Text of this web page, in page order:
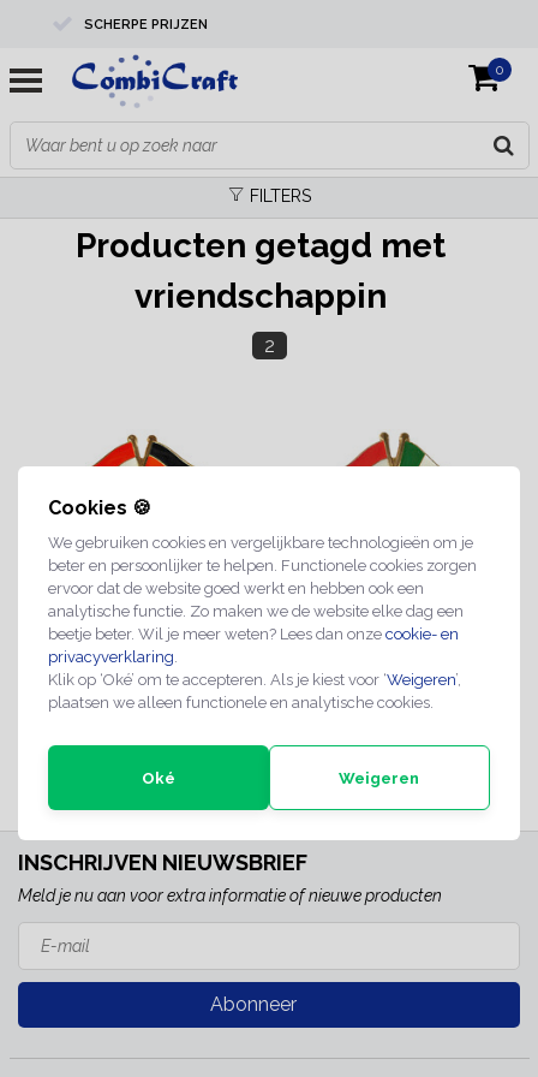
Cookies 🍪
We gebruiken cookies en vergelijkbare technologieën om je
beter en persoonlijker te helpen. Functionele cookies zorgen
ervoor dat de website goed werkt en hebben ook een
analytische functie. Zo maken we de website elke dag een
beetje beter. Wil je meer weten? Lees dan onze cookie- en
privacyverklaring.
Klik op ‘Oké’ om te accepteren. Als je kiest voor ‘Weigeren’,
plaatsen we alleen functionele en analytische cookies.
Oké Weigeren
SCHERPE PRIJZEN
PROFESSIONELE KWALITEIT
EXPERTS IN MAATWERK
0
FILTERS
Producten getagd met
vriendschappin
2
Vriendschapsspeld
Nederland - Duitsland
€2,95
Vriendschapsspeld
€2,95
INSCHRIJVEN NIEUWSBRIEF
Meld je nu aan voor extra informatie of nieuwe producten
Abonneer